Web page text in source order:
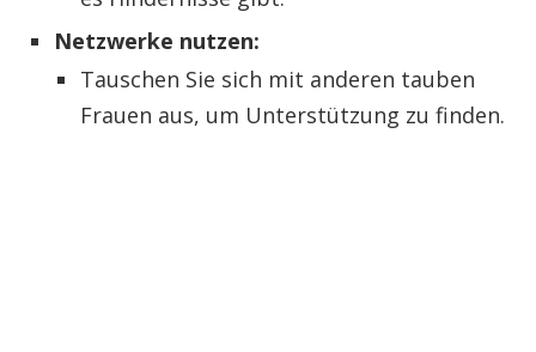
Netzwerke nutzen:
Tauschen Sie sich mit anderen tauben
Frauen aus, um Unterstützung zu finden.